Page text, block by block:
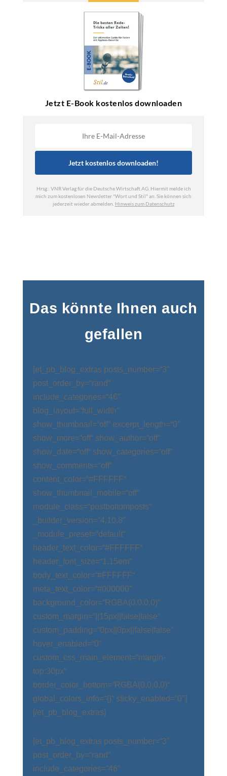
Das könnte Ihnen auch
gefallen
[et_pb_blog_extras posts_number=“3″
post_order_by=“rand“
include_categories=“46″
blog_layout=“full_width“
show_thumbnail=“off“ excerpt_length=“0″
show_more=“off“ show_author=“off“
show_date=“off“ show_categories=“off“
show_comments=“off“
content_color=“#FFFFFF“
show_thumbnail_mobile=“off“
module_class=“postbottomposts“
_builder_version=“4.10.8″
_module_preset=“default“
header_text_color=“#FFFFFF“
header_font_size=“1.15em“
body_text_color=“#FFFFFF“
meta_text_color=“#000000″
background_color=“RGBA(0,0,0,0)“
custom_margin=“||15px||false|false“
custom_padding=“0px||0px||false|false“
hover_enabled=“0″
custom_css_main_element=“margin-
top:30px“
border_color_bottom=“RGBA(0,0,0,0)“
global_colors_info=“{}“ sticky_enabled=“0″]
[/et_pb_blog_extras]
[et_pb_blog_extras posts_number=“3″
post_order_by=“rand“
include_categories=“46″